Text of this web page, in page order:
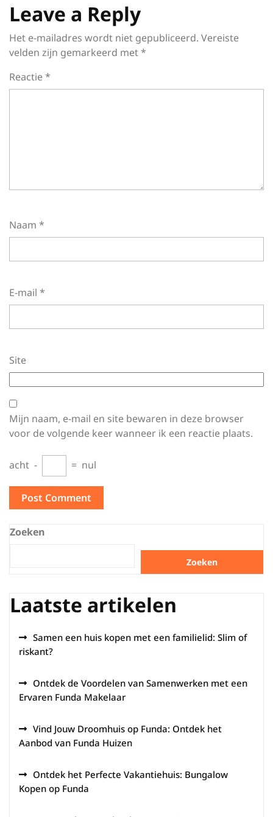
Leave a Reply
Het e-mailadres wordt niet gepubliceerd. Vereiste
velden zijn gemarkeerd met*
Reactie*
Naam *
E-mail *
Site
Mijn naam, e-mail en site bewaren in deze browser
voor de volgende keer wanneer ik een reactie plaats.
acht − = nul
Zoeken
Zoeken
Laatste artikelen
Samen een huis kopen met een familielid: Slim of
riskant?
Ontdek de Voordelen van Samenwerken met een
Ervaren Funda Makelaar
Vind Jouw Droomhuis op Funda: Ontdek het
Aanbod van Funda Huizen
Ontdek het Perfecte Vakantiehuis: Bungalow
Kopen op Funda